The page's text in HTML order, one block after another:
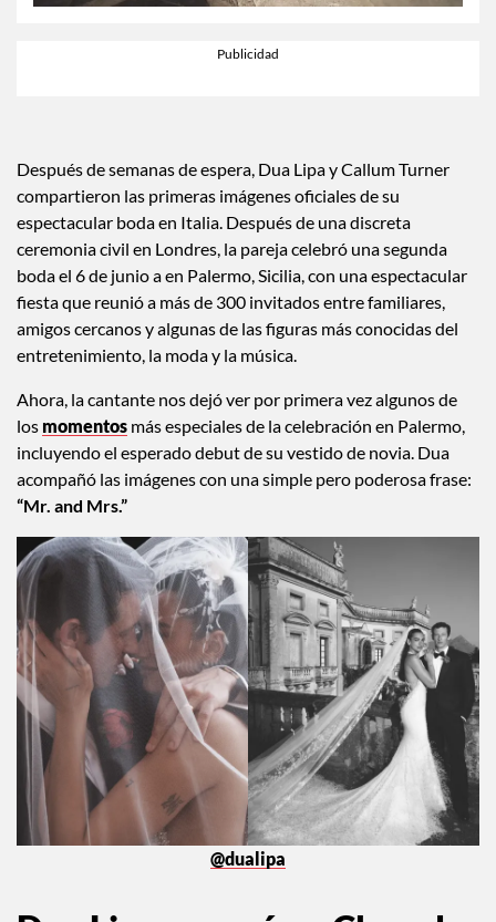
00:00Tiempo transcurrido: 0 segundos
Después de semanas de espera, Dua Lipa y Callum Turner
compartieron las primeras imágenes oficiales de su
espectacular boda en Italia. Después de una discreta
ceremonia civil en Londres, la pareja celebró una segunda
boda el 6 de junio a en Palermo, Sicilia, con una espectacular
fiesta que reunió a más de 300 invitados entre familiares,
amigos cercanos y algunas de las figuras más conocidas del
entretenimiento, la moda y la música.
Ahora, la cantante nos dejó ver por primera vez algunos de
losmomentos
incluyendo el esperado debut de su vestido de novia. Dua
acompañó las imágenes con una simple pero poderosa frase:
“Mr. and Mrs.”